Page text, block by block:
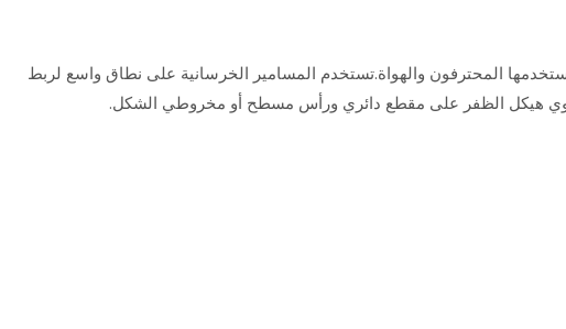
المحترفون والهواة.تستخدم المسامير الخرسانية على نطاق واسع لربط
هيكل الظفر على مقطع دائري ورأس مسطح أو مخروطي الشكل.